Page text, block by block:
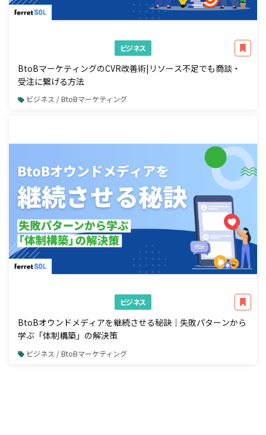
ビジネス
BtoBマーケティングのCVR改善術|リソース不足でも商談・
受注に繋げる方法
ビジネス / BtoBマーケティング
ビジネス
BtoBオウンドメディアを継続させる秘訣｜失敗パターンから
学ぶ「体制構築」の解決策
ビジネス / BtoBマーケティング